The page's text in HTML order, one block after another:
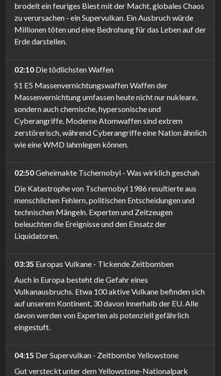
brodelt ein feuriges Biest mit der Macht, globales Chaos
zu verursachen - ein Supervulkan. Ein Ausbruch würde
Millionen töten und eine Bedrohung für das Leben auf der
Erde darstellen.
02:10 Die tödlichsten Waffen
S1 E5 Massenvernichtungswaffen Waffen der
Massenvernichtung umfassen heute nicht nur nukleare,
sondern auch chemische, hypersonische und
Cyberangriffe. Moderne Atomwaffen sind extrem
zerstörerisch, während Cyberangriffe eine Nation ähnlich
wie eine WMD lahmlegen können.
02:50Geheimakte Tschernobyl - Was wirklich geschah
Die Katastrophe von Tschernobyl 1986 resultierte aus
menschlichen Fehlern, politischen Entscheidungen und
technischen Mängeln. Experten und Zeitzeugen
beleuchten die Ereignisse und den Einsatz der
Liquidatoren.
03:35 Europas Vulkane - Tickende Zeitbomben
Auch in Europa besteht die Gefahr eines
Vulkanausbruchs. Etwa 100 aktive Vulkane befinden sich
auf unserem Kontinent, 30 davon innerhalb der EU. Alle
davon werden von Experten als potenziell gefährlich
eingestuft.
04:15 Der Supervulkan - Zeitbombe Yellowstone
Gut versteckt unter dem Yellowstone-Nationalpark